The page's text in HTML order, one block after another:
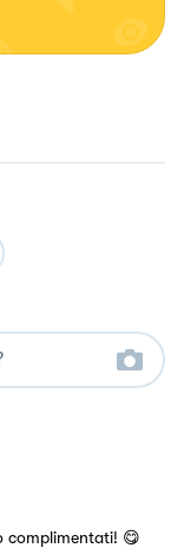
complimentati! 😋